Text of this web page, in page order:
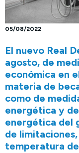
05/08/2022
El nuevo Real
agosto, de
económica en
materia de
como de
energética y
energética del
de
temperatura